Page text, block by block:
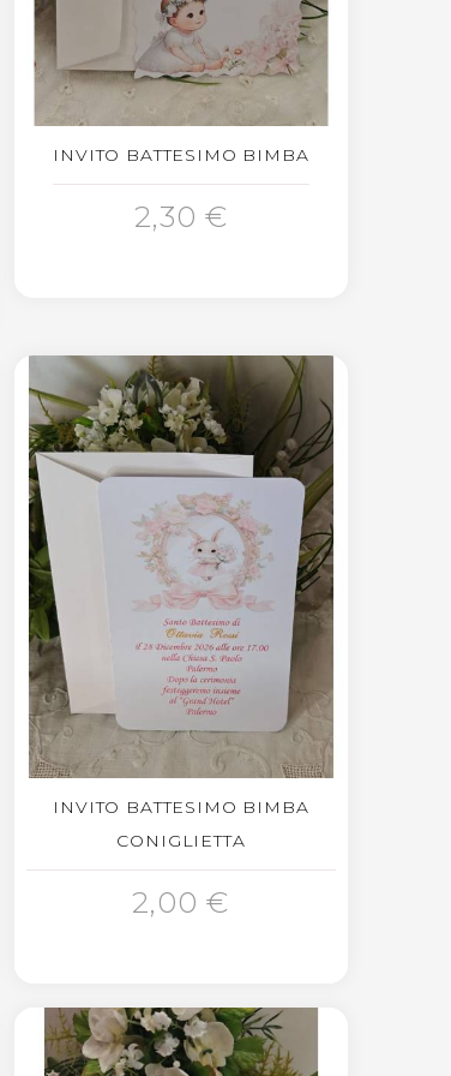
INVITO BATTESIMO BIMBA
2,30 €
AGGIUNGI AL CARRELLO
INVITO BATTESIMO BIMBA
CONIGLIETTA
2,00 €